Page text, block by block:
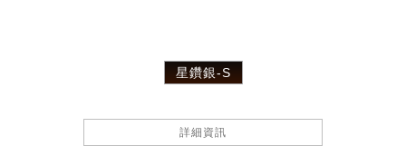
星鑽銀-S
詳細資訊